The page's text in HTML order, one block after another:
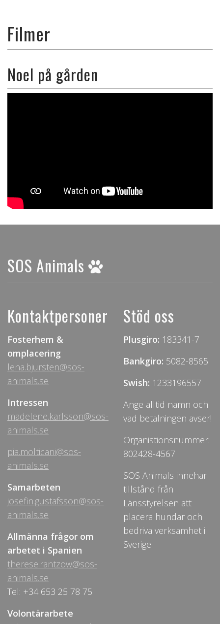
Filmer
Noel på gården
SOS Animals
Kontaktpersoner
Fosterhem &
omplacering
lena.bjursten@sos-
animals.se
Intressen
madelene.karlsson@sos-
animals.se
pia.molticani@sos-
animals.se
Samarbeten
josefin.gustafsson@sos-
animals.se
Allmänna frågor om
arbetet i Spanien
therese.rantzow@sos-
animals.se
Tel: +34 653 25 78 75
Volontärarbete
Stöd oss
Plusgiro: 183341-7
Bankgiro: 5082-8565
Swish: 1233196557
Ange alltid namn och
vad betalningen avser!
Organistionsnummer:
802428-4567
SOS Animals innehar
tillstånd från
Länsstyrelsen att
placera hundar och
bedriva verksamhet i
Sverige